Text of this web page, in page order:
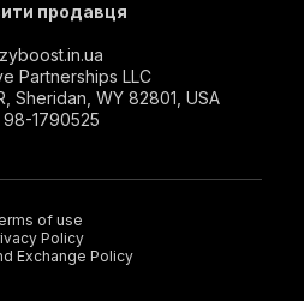
продавця
Partnerships LLC
Sheridan, WY 82801, USA
98-1790525
of use
Policy
Exchange Policy